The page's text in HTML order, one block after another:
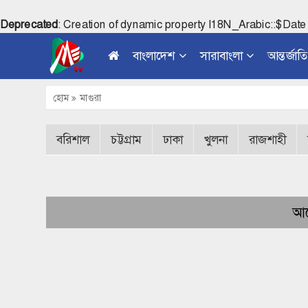
Deprecated: Creation of dynamic property
বাংলাদেশ সারাবাংলা
হোম মাগুরা
বরিশাল চট্টগ্রাম ঢাকা খুলনা রাজশাহী